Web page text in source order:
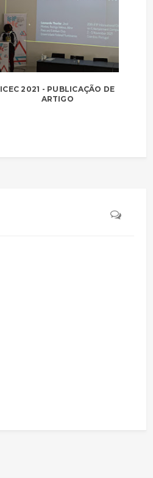
ICEC 2021 - PUBLICAÇÃO DE
ARTIGO